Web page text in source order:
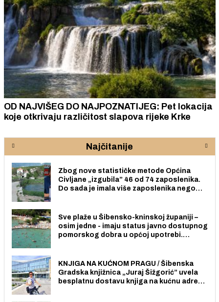
OD NAJVIŠEG DO NAJPOZNATIJEG: Pet lokacija
koje otkrivaju različitost slapova rijeke Krke
Najčitanije
Zbog nove statističke metode Općina
Civljane „izgubila” 46 od 74 zaposlenika.
Do sada je imala više zaposlenika nego
Sve plaže u Šibensko-kninskoj županiji –
osim jedne - imaju status javno dostupnog
pomorskog dobra u općoj upotrebi.
KNJIGA NA KUĆNOM PRAGU / Šibenska
Gradska knjižnica „Juraj Šižgorić” uvela
besplatnu dostavu knjiga na kućnu adresu